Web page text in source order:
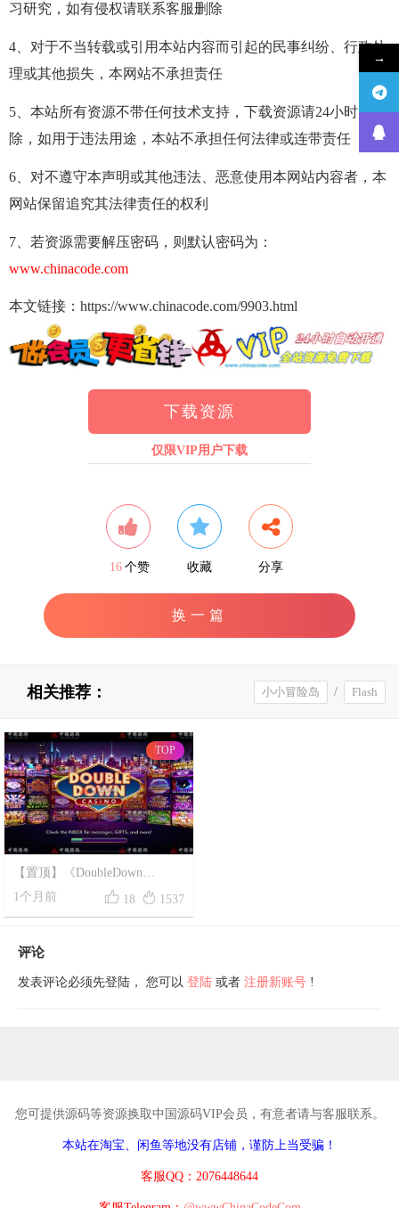
习研究，如有侵权请联系客服删除
4、对于不当转载或引用本站内容而引起的民事纠纷、行政处
理或其他损失，本网站不承担责任
5、本站所有资源不带任何技术支持，下载资源请24小时内删
除，如用于违法用途，本站不承担任何法律或连带责任
6、对不遵守本声明或其他违法、恶意使用本网站内容者，本
网站保留追究其法律责任的权利
7、若资源需要解压密码，则默认密码为：
www.chinacode.com
本文链接：https://www.chinacode.com/9903.html
下载资源
仅限VIP用户下载
16 个赞 收藏 分享
换一篇
相关推荐： Flash
/
小小冒险岛
TOP
【置顶】《DoubleDown
Casino》全套源码
1个月前  18  1537
评论
发表评论必须先登陆， 您可以 登陆 或者 注册新账号 !
您可提供源码等资源换取中国源码VIP会员，有意者请与客服联系。
本站在淘宝、闲鱼等地没有店铺，谨防上当受骗！
客服QQ：2076448644
→